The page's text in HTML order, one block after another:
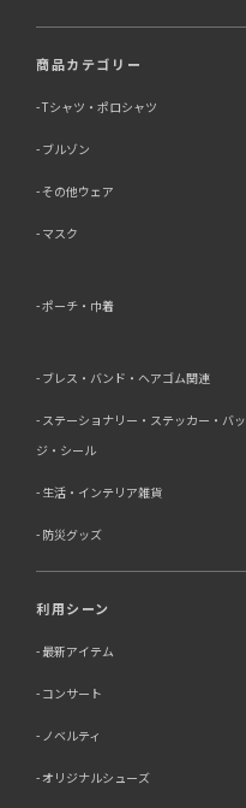
商品カテゴリー
Tシャツ・ポロシャツ
ブルゾン
その他ウェア
マスク
ポーチ・巾着
ブレス・バンド・ヘアゴム関連
ステーショナリー・ステッカー・バッ
ジ・シール
生活・インテリア雑貨
防災グッズ
利用シーン
最新アイテム
コンサート
ノベルティ
オリジナルシューズ